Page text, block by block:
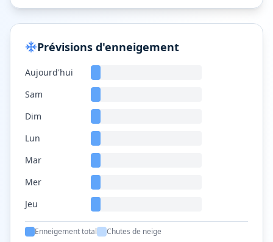
Prévisions d'enneigement
Aujourd'hui
Sam
Dim
Lun
Mar
Mer
Jeu
Enneigement total Chutes de neige